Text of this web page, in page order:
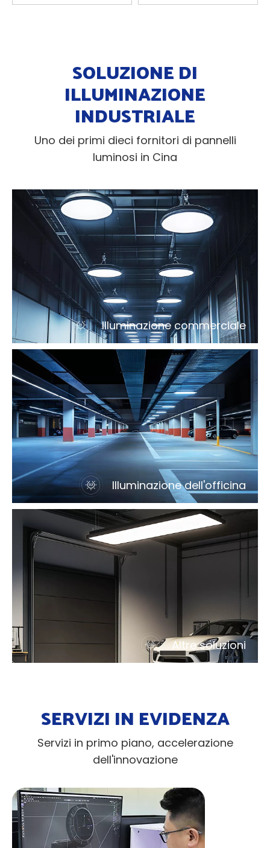
SOLUZIONE DI
ILLUMINAZIONE
INDUSTRIALE
Uno dei primi dieci fornitori di pannelli
luminosi in Cina
Illuminazione commerciale
Illuminazione dell'officina
Altre soluzioni
SERVIZI IN EVIDENZA
Servizi in primo piano, accelerazione
dell'innovazione